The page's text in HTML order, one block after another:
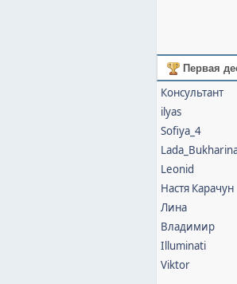
Первая
Консультант
ilyas
Sofiya_4
Leonid
Настя Карачун
Лина
Владимир
Illuminati
Viktor